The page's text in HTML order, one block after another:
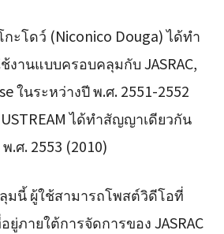
ะโดว์ (Niconico Douga) ได้ทำ
านแบบครอบคลุมกับ JASRAC,
ในระหว่างปี พ.ศ. 2551-2552
ได้ทำสัญญาเดียวกัน
.ศ. 2553 (2010)
นี้ ผู้ใช้สามารถโพสต์วิดีโอที่
ยู่ภายใต้การจัดการของ JASRAC